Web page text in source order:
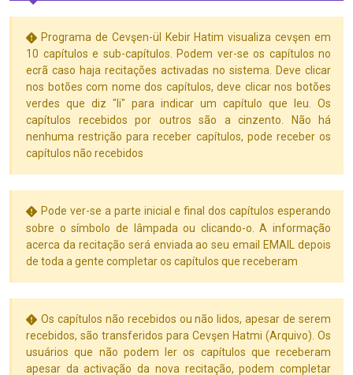
Programa de Cevşen-ül Kebir Hatim visualiza cevşen em
10 capítulos e sub-capítulos. Podem ver-se os capítulos no
ecrã caso haja recitações activadas no sistema. Deve clicar
nos botões com nome dos capítulos, deve clicar nos botões
verdes que diz "li" para indicar um capítulo que leu. Os
capítulos recebidos por outros são a cinzento. Não há
nenhuma restrição para receber capítulos, pode receber os
capítulos não recebidos
Pode ver-se a parte inicial e final dos capítulos esperando
sobre o símbolo de lâmpada ou clicando-o. A informação
acerca da recitação será enviada ao seu email EMAIL depois
de toda a gente completar os capítulos que receberam
Os capítulos não recebidos ou não lidos, apesar de serem
recebidos, são transferidos para Cevşen Hatmi (Arquivo). Os
usuários que não podem ler os capítulos que receberam
apesar da activação da nova recitação, podem completar